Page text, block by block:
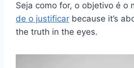
Seja como for, o objetivo é o
de o justificar because it’s
the truth in the eyes.